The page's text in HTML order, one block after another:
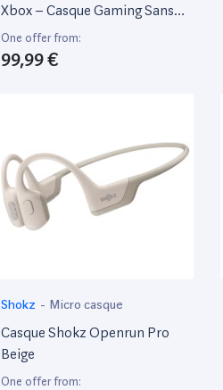
Xbox – Casque Gaming Sans
Fil
One offer from:
99,99 €
Shokz - Micro casque
Casque Shokz Openrun Pro
Beige
One offer from: